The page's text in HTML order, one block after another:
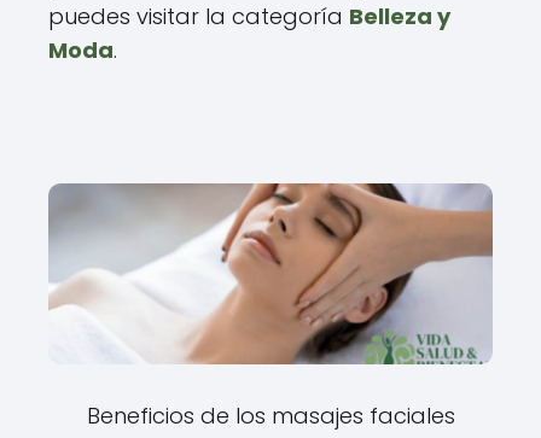
puedes visitar la categoría Belleza y
Moda.
Beneficios de los masajes faciales